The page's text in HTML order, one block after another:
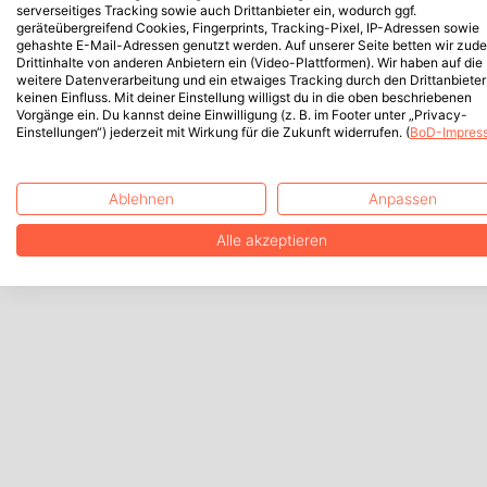
serverseitiges Tracking sowie auch Drittanbieter ein, wodurch ggf.
geräteübergreifend Cookies, Fingerprints, Tracking-Pixel, IP-Adressen sowie
gehashte E-Mail-Adressen genutzt werden. Auf unserer Seite betten wir
Drittinhalte von anderen Anbietern ein (Video-Plattformen). Wir haben auf die
weitere Datenverarbeitung und ein etwaiges Tracking durch den Drittanbieter
keinen Einfluss. Mit deiner Einstellung willigst du in die oben beschriebenen
Vorgänge ein. Du kannst deine Einwilligung (z. B. im Footer unter „Privacy-
Einstellungen“) jederzeit mit Wirkung für die Zukunft widerrufen. (BoD-
Ablehnen Anpassen
Alle akzeptieren